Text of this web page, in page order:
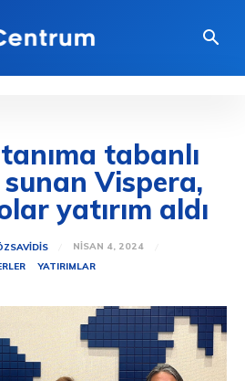
tabanlı
Vispera,
yatırım aldı
NISAN 4, 2024
YATIRIMLAR